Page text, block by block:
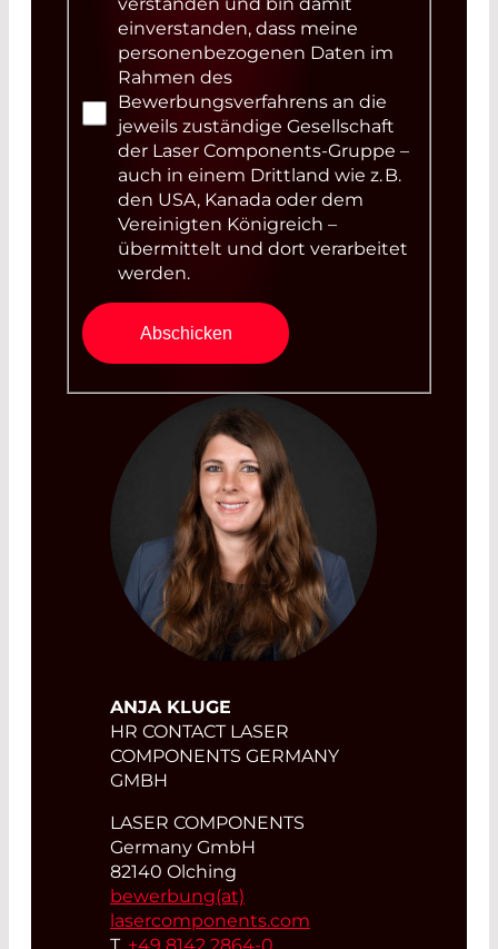
ANJA KLUGE
HR CONTACT LASER
COMPONENTS GERMANY
GMBH
LASER COMPONENTS
Germany GmbH
82140 Olching
bewerbung(at)
lasercomponents.com
einverstanden, dass meine
personenbezogenen Daten im
Rahmen des
Bewerbungsverfahrens an die
jeweils zuständige Gesellschaft
der Laser Components-Gruppe –
auch in einem Drittland wie z. B.
den USA, Kanada oder dem
Vereinigten Königreich –
übermittelt und dort verarbeitet
werden.
Abschicken